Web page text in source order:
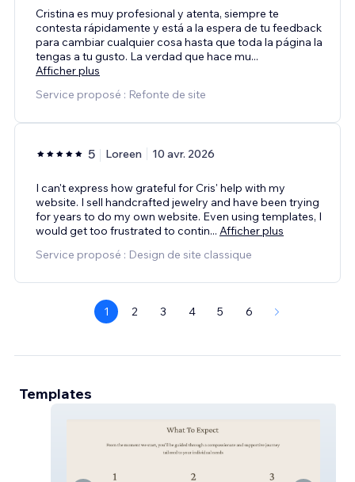
Cristina es muy profesional y atenta, siempre te
contesta rápidamente y está a la espera de tu feedback
para cambiar cualquier cosa hasta que toda la página la
tengas a tu gusto. La verdad que hace mu...
Afficher plus
Service proposé : Refonte de site
5 Loreen 10 avr. 2026
I can't express how grateful for Cris' help with my
website. I sell handcrafted jewelry and have been trying
for years to do my own website. Even using templates, I
would get too frustrated to contin... Afficher plus
Service proposé : Design de site classique
1 2 3 4 5 6
Templates